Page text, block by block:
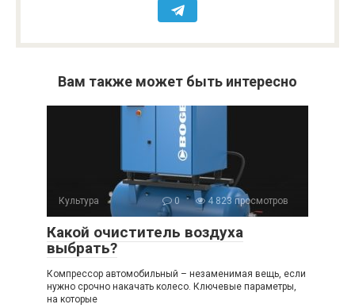
Вам также может быть интересно
Культура 0 4 823 просмотров
Какой очиститель воздуха
выбрать?
Компрессор автомобильный – незаменимая вещь, если
нужно срочно накачать колесо. Ключевые параметры,
на которые